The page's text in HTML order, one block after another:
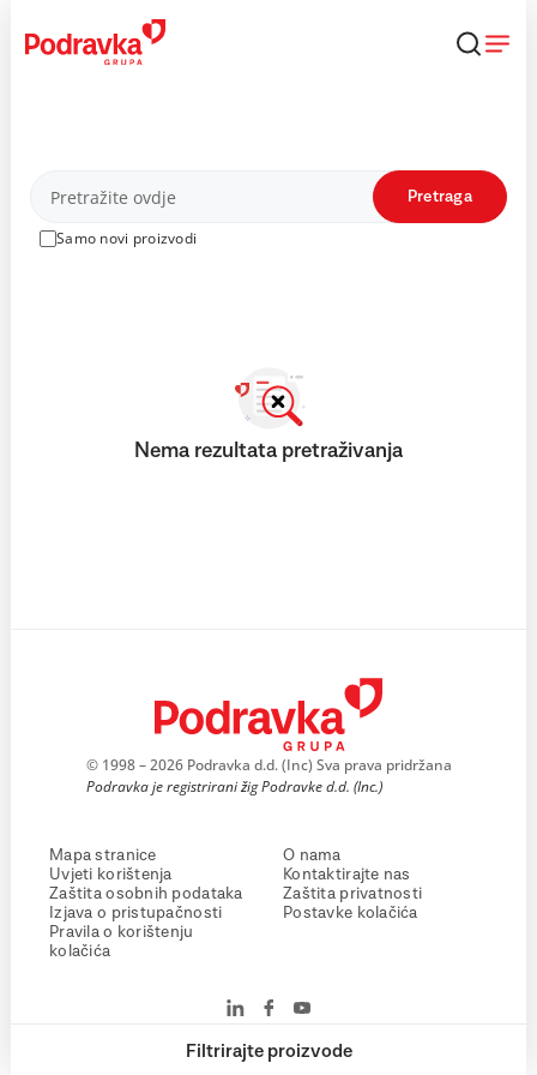
content
Proizvodi
Samo novi proizvodi
Pretraga
Filtrirajte proizvode
Nema rezultata pretraživanja
© 1998 – 2026 Podravka d.d. (Inc) Sva prava pridržana
Podravka je registrirani žig Podravke d.d. (Inc.)
Mapa stranice
Uvjeti korištenja
Zaštita osobnih podataka
Izjava o pristupačnosti
Pravila o korištenju
kolačića
O nama
Kontaktirajte nas
Zaštita privatnosti
Postavke kolačića